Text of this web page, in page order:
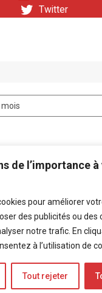
de l’importance
pour améliorer
des publicités ou des
notre trafic. En
à l’utilisation de
Tout rejeter
Twitter
de confidentialité
© Forces Operations Blog - 2022